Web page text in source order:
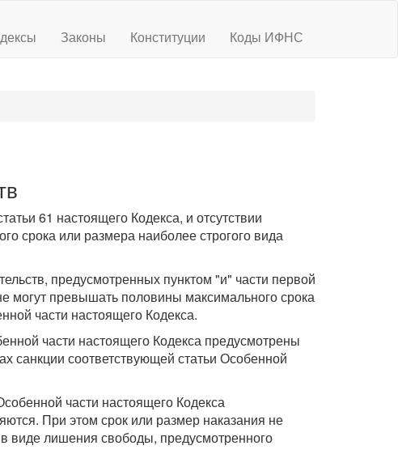
Законы Конституции Коды ИФНС
61 настоящего Кодекса, и отсутствии
срока или размера наиболее строгого вида
предусмотренных пунктом "и" части первой
могут превышать половины максимального срока
части настоящего Кодекса.
части настоящего Кодекса предусмотрены
санкции соответствующей статьи Особенной
части настоящего Кодекса
При этом срок или размер наказания не
виде лишения свободы, предусмотренного